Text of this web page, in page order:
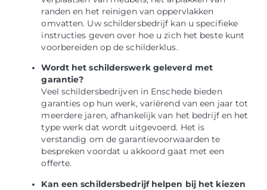
randen en het reinigen van oppervlakken
omvatten. Uw schildersbedrijf kan u specifieke
instructies geven over hoe u zich het beste kunt
voorbereiden op de schilderklus.
Wordt het schilderswerk geleverd met
garantie?
Veel schildersbedrijven in Enschede bieden
garanties op hun werk, variërend van een jaar tot
meerdere jaren, afhankelijk van het bedrijf en het
type werk dat wordt uitgevoerd. Het is
verstandig om de garantievoorwaarden te
bespreken voordat u akkoord gaat met een
offerte.
Kan een schildersbedrijf helpen bij het kiezen